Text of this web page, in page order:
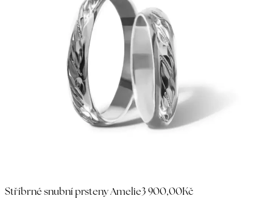
Stříbrné snubní prsteny Amelie3 900,00Kč